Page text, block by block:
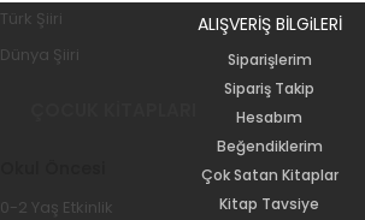
Türk Şiiri
Dünya Şiiri
0-2 Yaş Etkinlik
ALIŞVERİŞ BİLGiLERİ
Siparişlerim
Sipariş Takip
Hesabım
Beğendiklerim
Çok Satan Kitaplar
Kitap Tavsiye